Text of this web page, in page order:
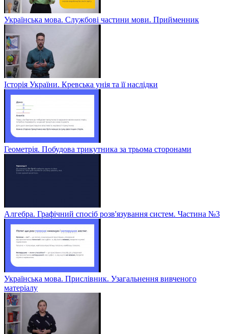
Українська мова. Службові частини мови. Прийменник
Історія України. Кревська унія та її наслідки
Геометрія. Побудова трикутника за трьома сторонами
Алгебра. Графічний спосіб розв'язування систем. Частина №3
Українська мова. Прислівник. Узагальнення вивченого
матеріалу